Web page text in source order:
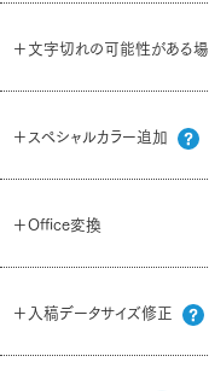
＋文字切れの可能性がある
＋スペシャルカラー追加
＋Office変換
＋入稿データサイズ修正